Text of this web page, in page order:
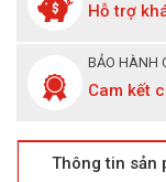
Hỗ trợ
BẢO HÀNH
Cam kết
Thông tin sản